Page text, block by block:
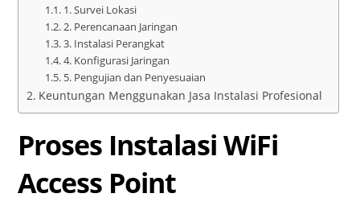
1. Survei Lokasi
2. Perencanaan Jaringan
3. Instalasi Perangkat
4. Konfigurasi Jaringan
5. Pengujian dan Penyesuaian
Keuntungan Menggunakan Jasa Instalasi Profesional
Proses Instalasi WiFi
Access Point